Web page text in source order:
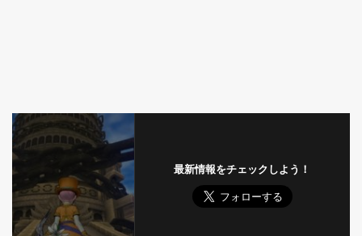
最新情報をチェックしよう！